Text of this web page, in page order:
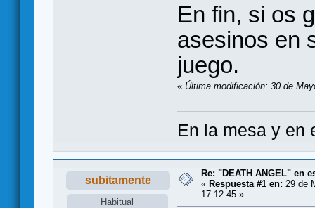
En fin, si os
asesinos en
juego.
« Última modificación: 30 de
En la mesa y en
subitamente
Habitual
Re: "DEATH ANGEL" en
« Respuesta #1 en: 29 de
17:12:45 »